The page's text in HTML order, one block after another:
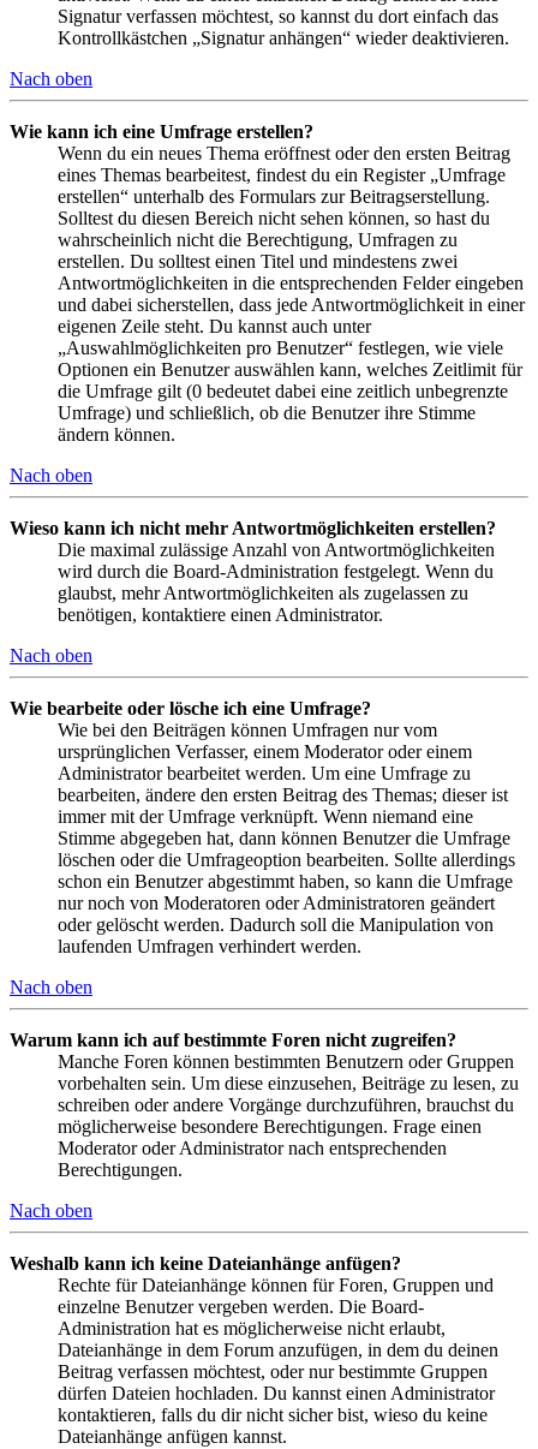
Signatur verfassen möchtest, so kannst du dort einfach das
Kontrollkästchen „Signatur anhängen“ wieder deaktivieren.
Nach oben
Wie kann ich eine Umfrage erstellen?
Wenn du ein neues Thema eröffnest oder den ersten Beitrag
eines Themas bearbeitest, findest du ein Register „Umfrage
erstellen“ unterhalb des Formulars zur Beitragserstellung.
Solltest du diesen Bereich nicht sehen können, so hast du
wahrscheinlich nicht die Berechtigung, Umfragen zu
erstellen. Du solltest einen Titel und mindestens zwei
Antwortmöglichkeiten in die entsprechenden Felder eingeben
und dabei sicherstellen, dass jede Antwortmöglichkeit in einer
eigenen Zeile steht. Du kannst auch unter
„Auswahlmöglichkeiten pro Benutzer“ festlegen, wie viele
Optionen ein Benutzer auswählen kann, welches Zeitlimit für
die Umfrage gilt (0 bedeutet dabei eine zeitlich unbegrenzte
Umfrage) und schließlich, ob die Benutzer ihre Stimme
ändern können.
Nach oben
Wieso kann ich nicht mehr Antwortmöglichkeiten erstellen?
Die maximal zulässige Anzahl von Antwortmöglichkeiten
wird durch die Board-Administration festgelegt. Wenn du
glaubst, mehr Antwortmöglichkeiten als zugelassen zu
benötigen, kontaktiere einen Administrator.
Nach oben
Wie bearbeite oder lösche ich eine Umfrage?
Wie bei den Beiträgen können Umfragen nur vom
ursprünglichen Verfasser, einem Moderator oder einem
Administrator bearbeitet werden. Um eine Umfrage zu
bearbeiten, ändere den ersten Beitrag des Themas; dieser ist
immer mit der Umfrage verknüpft. Wenn niemand eine
Stimme abgegeben hat, dann können Benutzer die Umfrage
löschen oder die Umfrageoption bearbeiten. Sollte allerdings
schon ein Benutzer abgestimmt haben, so kann die Umfrage
nur noch von Moderatoren oder Administratoren geändert
oder gelöscht werden. Dadurch soll die Manipulation von
laufenden Umfragen verhindert werden.
Nach oben
Warum kann ich auf bestimmte Foren nicht zugreifen?
Manche Foren können bestimmten Benutzern oder Gruppen
vorbehalten sein. Um diese einzusehen, Beiträge zu lesen, zu
schreiben oder andere Vorgänge durchzuführen, brauchst du
möglicherweise besondere Berechtigungen. Frage einen
Moderator oder Administrator nach entsprechenden
Berechtigungen.
Nach oben
Weshalb kann ich keine Dateianhänge anfügen?
Rechte für Dateianhänge können für Foren, Gruppen und
einzelne Benutzer vergeben werden. Die Board-
Administration hat es möglicherweise nicht erlaubt,
Dateianhänge in dem Forum anzufügen, in dem du deinen
Beitrag verfassen möchtest, oder nur bestimmte Gruppen
dürfen Dateien hochladen. Du kannst einen Administrator
kontaktieren, falls du dir nicht sicher bist, wieso du keine
Dateianhänge anfügen kannst.